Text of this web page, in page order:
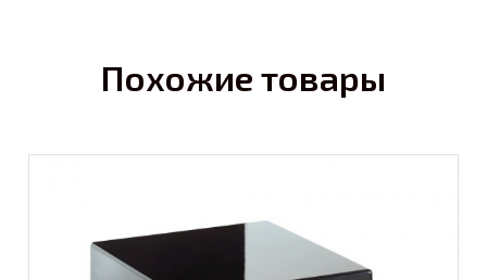
Похожие товары